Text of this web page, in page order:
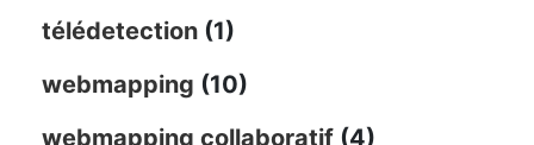
télédetection (1)
webmapping (10)
webmapping collaboratif (4)